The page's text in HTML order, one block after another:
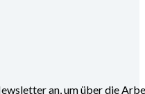
an, um über die